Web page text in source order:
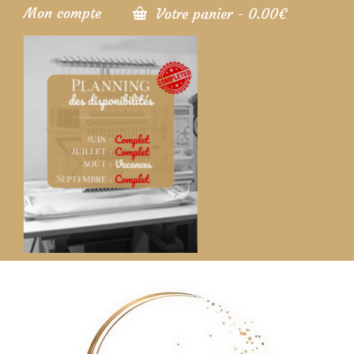
Mon compte Votre panier - 0.00€